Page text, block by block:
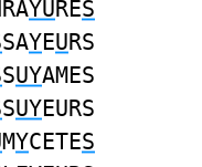
YURES
SAYEURS
SUYAMES
SUYEURS
MYCETES